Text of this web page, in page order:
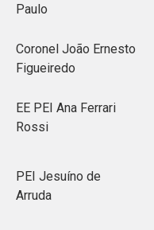
Paulo
Coronel João Ernesto
Figueiredo
EE PEI Ana Ferrari
Rossi
PEI Jesuíno de
Arruda